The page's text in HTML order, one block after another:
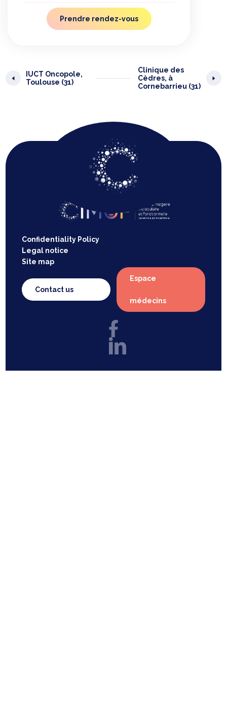
Prendre rendez-vous
IUCT Oncopole,
Toulouse (31)
Clinique des
Cèdres, à
Cornebarrieu (31)
Confidentiality Policy
Legal notice
Site map
Contact us
Espace
médecins